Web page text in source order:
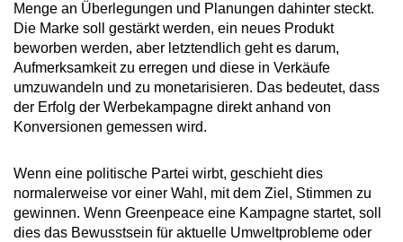
Menge an Überlegungen und Planungen dahinter steckt.
Die Marke soll gestärkt werden, ein neues Produkt
beworben werden, aber letztendlich geht es darum,
Aufmerksamkeit zu erregen und diese in Verkäufe
umzuwandeln und zu monetarisieren. Das bedeutet, dass
der Erfolg der Werbekampagne direkt anhand von
Konversionen gemessen wird.
Wenn eine politische Partei wirbt, geschieht dies
normalerweise vor einer Wahl, mit dem Ziel, Stimmen zu
gewinnen. Wenn Greenpeace eine Kampagne startet, soll
dies das Bewusstsein für aktuelle Umweltprobleme oder